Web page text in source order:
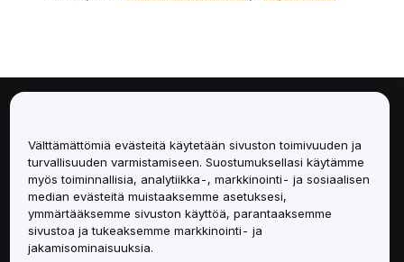
Palvelut
Tuki
Tuotteet
Välttämättömiä evästeitä käytetään sivuston toimivuuden ja
turvallisuuden varmistamiseen. Suostumuksellasi käytämme
myös toiminnallisia, analytiikka-, markkinointi- ja sosiaalisen
median evästeitä muistaaksemme asetuksesi,
ymmärtääksemme sivuston käyttöä, parantaaksemme
sivustoa ja tukeaksemme markkinointi- ja
jakamisominaisuuksia.